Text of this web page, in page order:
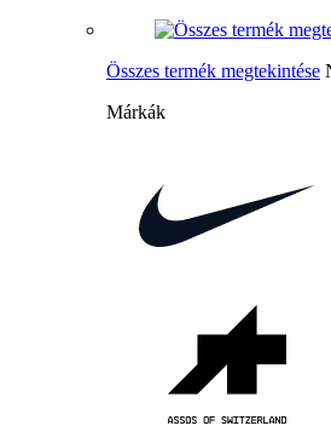
Összes termék megtekintése
Márkák